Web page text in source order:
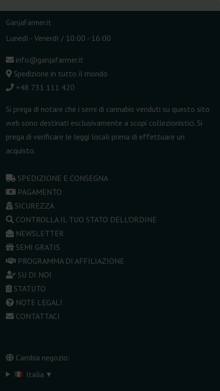
GanjaFarmer.it
Lunedì - Venerdì / 10:00 - 16:00
info@ganjafarmer.it
Spedizione in tutto il mondo
+48 731 111 420
Si prega di notare che i semi di cannabis venduti su questo sito
web sono destinati esclusivamente a scopi collezionistici. Si
prega di verificare le leggi locali prima di effettuare un
acquisto.
SPEDIZIONE E CONSEGNA
PAGAMENTO
SICUREZZA
CONTROLLA IL TUO STATO DELL'ORDINE
NEWSLETTER
SEMI GRATIS
PROGRAMMA DI AFFILIAZIONE
SU DI NOI
STATUTO
NOTE LEGALI
CONTATTACI
Cambia negozio:
Italia ▾